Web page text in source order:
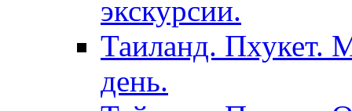
экскурсии.
Таиланд. Пхукет.
день.